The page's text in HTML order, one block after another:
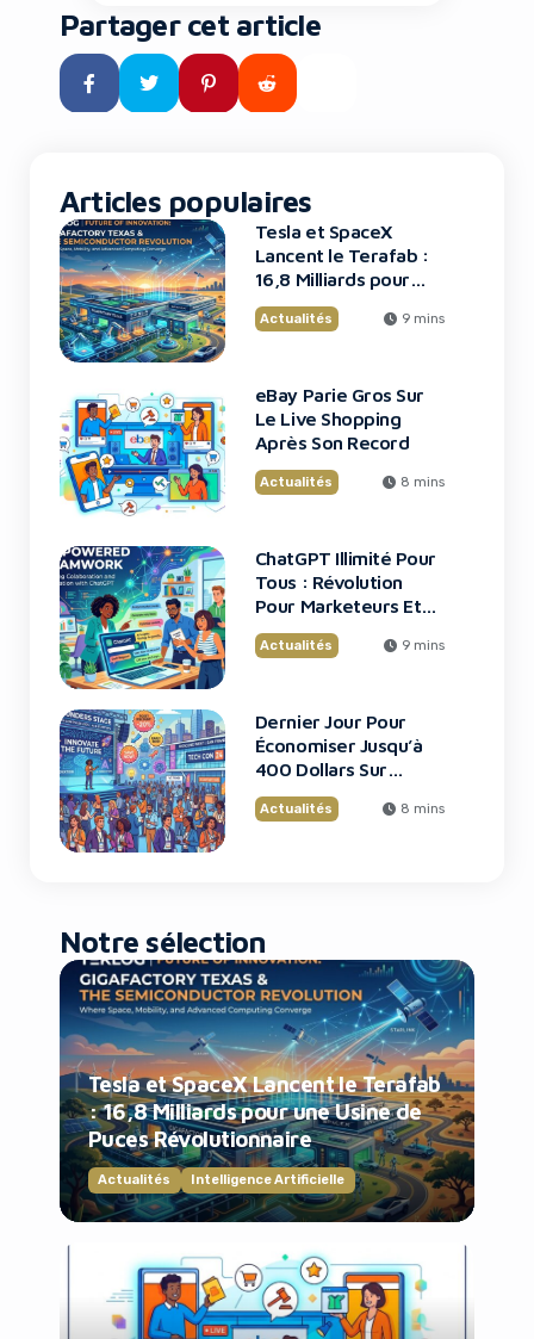
professionnels du marketing,
les entrepreneurs et les
équipes de startups, cette
évolution représente bien plus
Partager cet article
Articles populaires
Tesla et SpaceX
Lancent le Terafab :
16,8 Milliards pour
une Usine de Puces
Révolutionnaire
Actualités 9 mins
eBay Parie Gros Sur
Le Live Shopping
Après Son Record
Actualités 8 mins
ChatGPT Illimité Pour
Tous : Révolution
Pour Marketeurs Et
Startups
Actualités 9 mins
Dernier Jour Pour
Économiser Jusqu’à
400 Dollars Sur
TechCrunch Disrupt
2026
Actualités 8 mins
Notre sélection
Tesla et SpaceX Lancent le Terafab
: 16,8 Milliards pour une Usine de
Puces Révolutionnaire
Actualités Intelligence Artificielle